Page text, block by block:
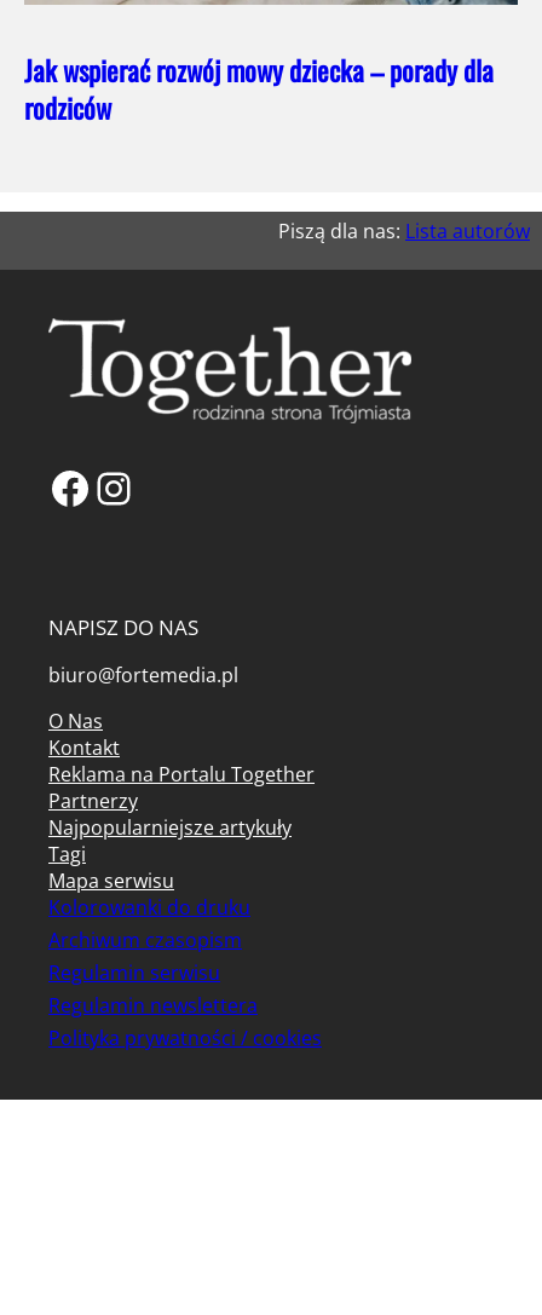
Jak wspierać rozwój mowy dziecka – porady dla
rodziców
Piszą dla nas: Lista autorów
Facebook
Instagram
NAPISZ DO NAS
biuro@fortemedia.pl
O Nas
Kontakt
Reklama na Portalu Together
Partnerzy
Najpopularniejsze artykuły
Tagi
Mapa serwisu
Kolorowanki do druku
Archiwum czasopism
Regulamin serwisu
Regulamin newslettera
Polityka prywatności / cookies